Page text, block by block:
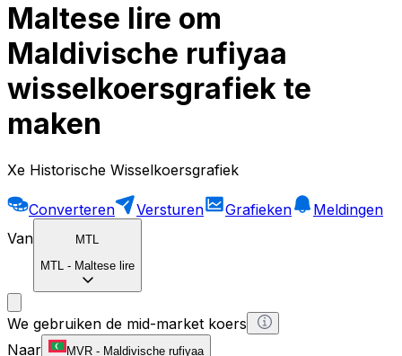
Maltese lire om
Maldivische rufiyaa
wisselkoersgrafiek te
maken
Xe Historische Wisselkoersgrafiek
Converteren Versturen Grafieken
Meldingen
Van
MTL
MTL - Maltese lire
We gebruiken de mid-market koers
Naar
MVR - Maldivische rufiyaa